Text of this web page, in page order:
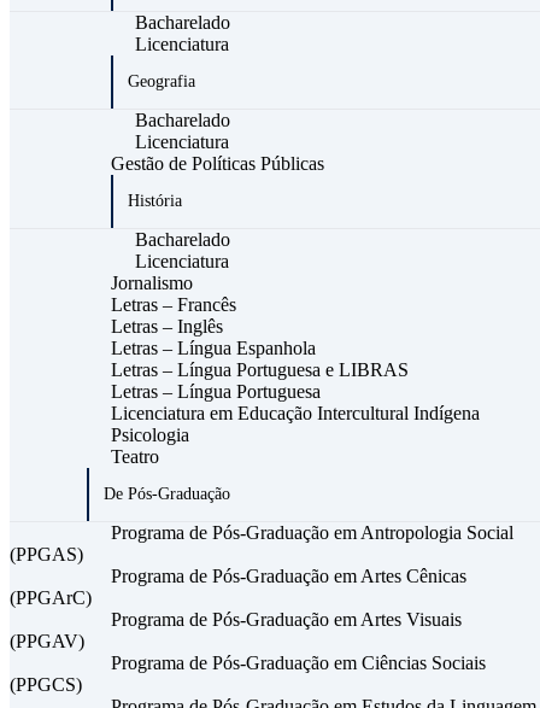
Bacharelado
Licenciatura
Geografia
Bacharelado
Licenciatura
Gestão de Políticas Públicas
História
Bacharelado
Licenciatura
Jornalismo
Letras – Francês
Letras – Inglês
Letras – Língua Espanhola
Letras – Língua Portuguesa e LIBRAS
Letras – Língua Portuguesa
Licenciatura em Educação Intercultural Indígena
Psicologia
Teatro
De Pós-Graduação
Programa de Pós-Graduação em Antropologia Social
(PPGAS)
Programa de Pós-Graduação em Artes Cênicas
(PPGArC)
Programa de Pós-Graduação em Artes Visuais
(PPGAV)
Programa de Pós-Graduação em Ciências Sociais
(PPGCS)